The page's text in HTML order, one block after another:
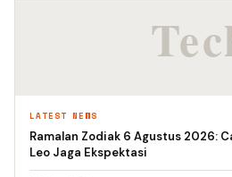
LATEST NEWS
Ramalan Zodiak 6 Agustus 2026:
Leo Jaga Ekspektasi